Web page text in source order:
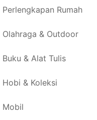
Perlengkapan Rumah
Olahraga & Outdoor
Buku & Alat Tulis
Hobi & Koleksi
Mobil